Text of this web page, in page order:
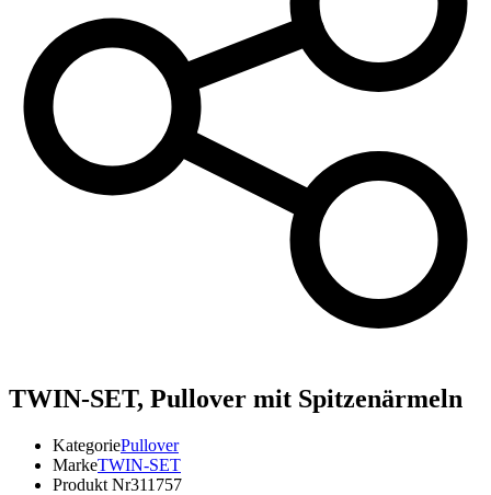
TWIN-SET, Pullover mit Spitzenärmeln
KategoriePullover
MarkeTWIN-SET
Produkt Nr311757